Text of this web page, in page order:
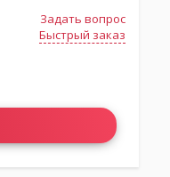
Задать вопрос
Быстрый заказ